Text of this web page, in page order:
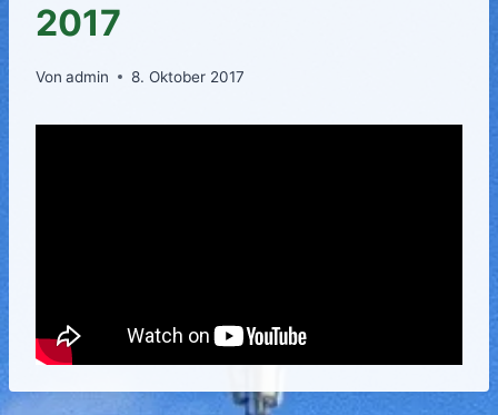
2017
Von admin 8. Oktober 2017